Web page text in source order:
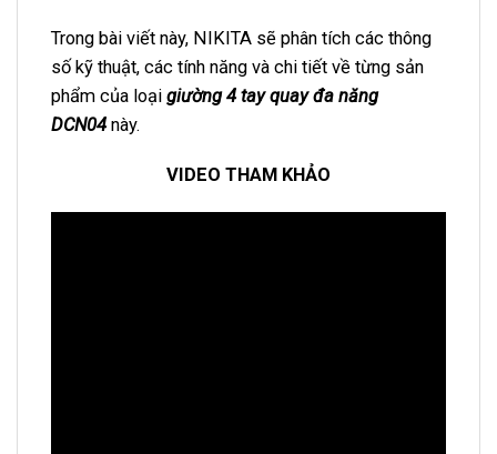
Trong bài viết này, NIKITA sẽ phân tích các thông
số kỹ thuật, các tính năng và chi tiết về từng sản
phẩm của loại giường 4 tay quay đa năng
DCN04này.
VIDEO THAM KHẢO